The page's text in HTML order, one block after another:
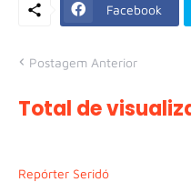
Facebook
Postagem Anterior
Total de
Repórter Seridó